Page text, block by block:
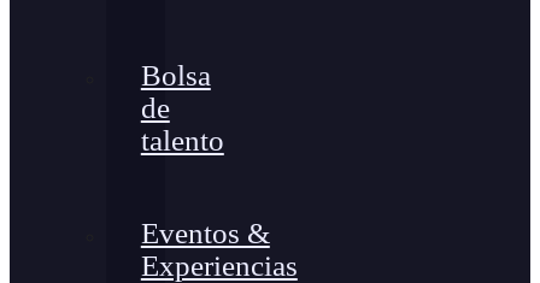
Bolsa
de
talento
Eventos &
Experiencias